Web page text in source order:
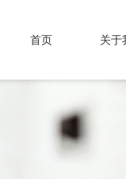
首页 关于